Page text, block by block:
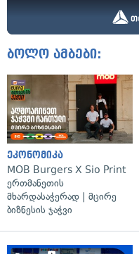
ბოლო ამბები:
ეკონომიკა
MOB Burgers X Sio Print
ერთმანეთის
მხარდასაჭერად | მცირე
ბიზნესის ჯაჭვი